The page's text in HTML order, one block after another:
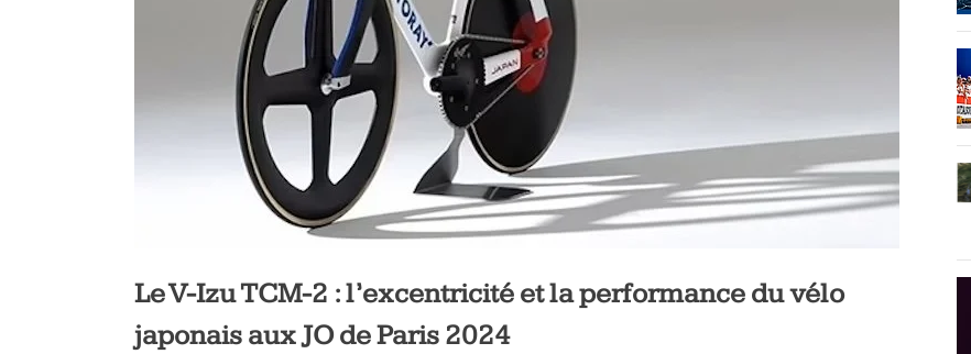
Le V-Izu TCM-2 : l’excentricité et la performance du vélo
japonais aux JO de Paris 2024